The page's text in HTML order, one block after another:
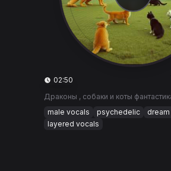
02:50
Драконы , собаки и коты
male vocals
psychedelic
layered vocals